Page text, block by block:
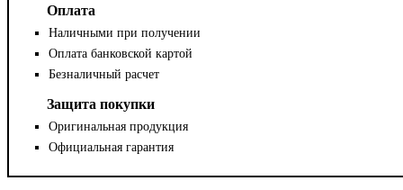
Оплата
Наличными при получении
Оплата банковской картой
Безналичный расчет
Защита покупки
Оригинальная продукция
Официальная гарантия